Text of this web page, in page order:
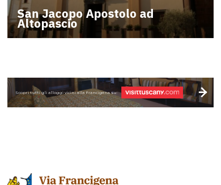
San Jacopo Apostolo ad
Altopascio
Scopri tutti gli alloggi vicini alla Francigena su: